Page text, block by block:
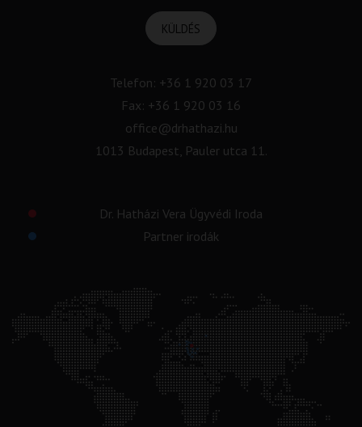
KÜLDÉS
Telefon: +36 1 920 03 17
Fax: +36 1 920 03 16
office@drhathazi.hu
1013 Budapest, Pauler utca 11.
Dr. Hatházi Vera Ügyvédi Iroda
Partner irodák